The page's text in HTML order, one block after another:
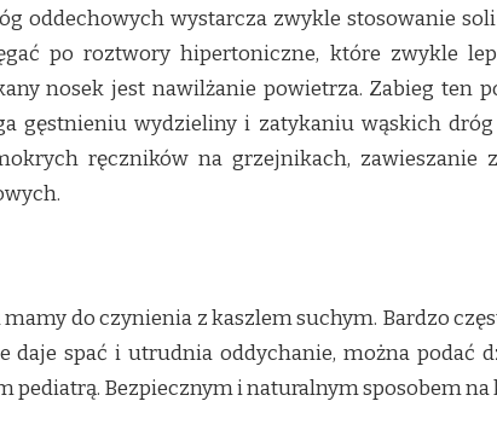
oddechowych wystarcza zwykle stosowanie
po roztwory hipertoniczne, które zwykle
nosek jest nawilżanie powietrza. Zabieg ten
gęstnieniu wydzieliny i zatykaniu wąskich
ręczników na grzejnikach,
do czynienia z kaszlem suchym. Bardzo
daje spać i utrudnia oddychanie, można podać
pediatrą. Bezpiecznym i naturalnym sposobem na